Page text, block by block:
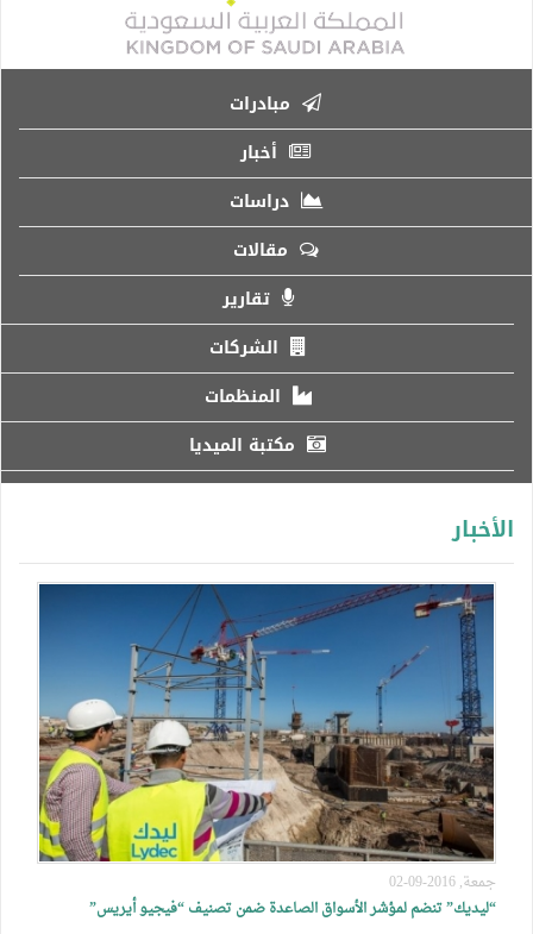
مبادرات
أخبار
دراسات
مقالات
تقارير
الشركات
المنظمات
مكتبة الميديا
الأخبار
جمعة, 2016-09-02
“ليديك” تنضم لمؤشر الأسواق الصاعدة ضمن تصنيف “فيجيو أيريس”